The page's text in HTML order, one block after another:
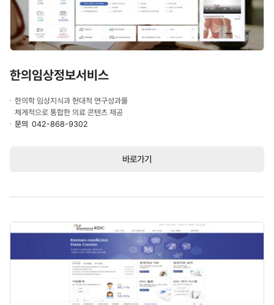
한의임상정보서비스
한의학 임상지식과 현대적 연구성과를
체계적으로 통합한 의료 콘텐츠 제공
문의 042-868-9302
바로가기